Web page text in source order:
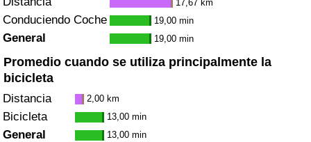
17,67 km
Conduciendo Coche 19,00 min
General 19,00 min
Promedio cuando se utiliza principalmente la
bicicleta
Distancia 2,00 km
Bicicleta 13,00 min
General 13,00 min